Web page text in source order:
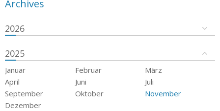
Archives
2026
2025
Januar Februar
März
April
Juni
Juli
September
Oktober
November
Dezember